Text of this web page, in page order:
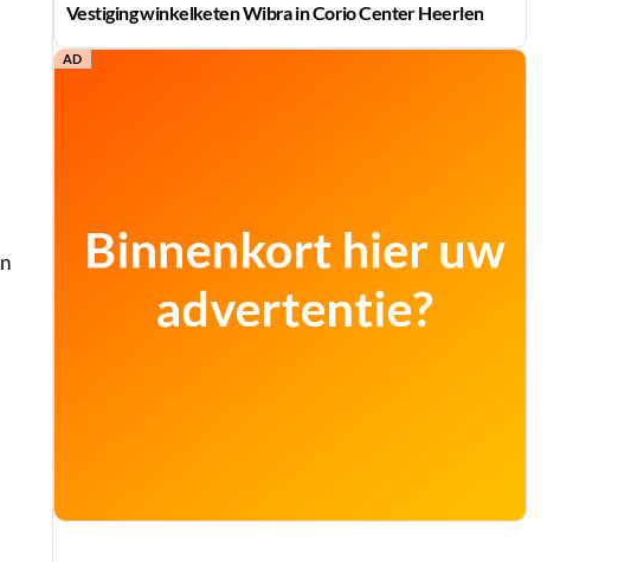
Vestiging winkelketen Wibra in Corio Center Heerlen
AD